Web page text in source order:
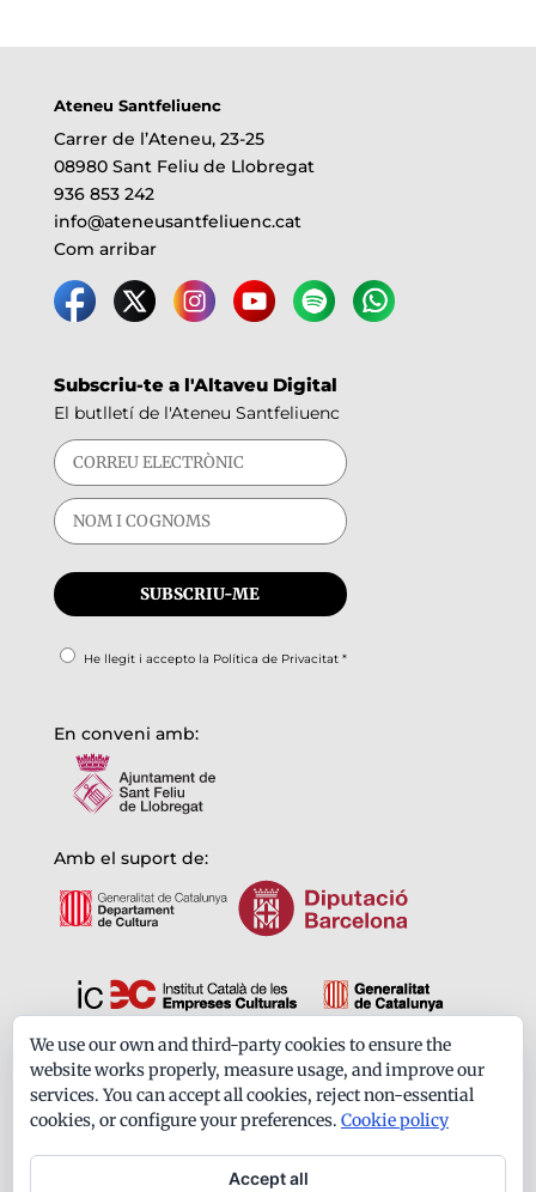
Ateneu Santfeliuenc
Carrer de l’Ateneu, 23-25
08980 Sant Feliu de Llobregat
936 853 242
info@ateneusantfeliuenc.cat
Com arribar
Subscriu-te a l'Altaveu Digital
El butlletí de l'Ateneu Santfeliuenc
He llegit i accepto la Política de Privacitat*
En conveni amb:
Amb el suport de:
Formem part de:
We use our own and third-party cookies to ensure the
website works properly, measure usage, and improve our
services. You can accept all cookies, reject non-essential
cookies, or configure your preferences. Cookie policy
Accept all